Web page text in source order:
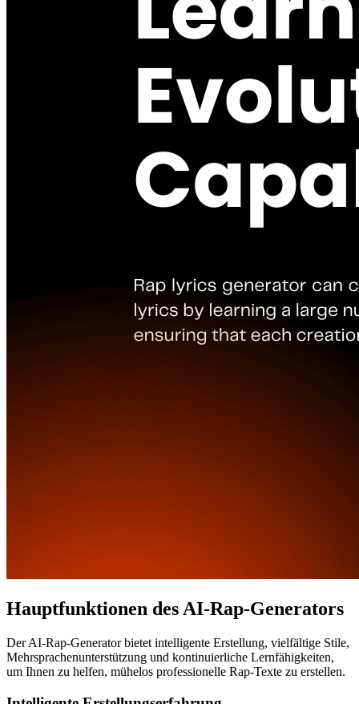
Hauptfunktionen des AI-Rap-Generators
Der AI-Rap-Generator bietet intelligente Erstellung, vielfältige Stile,
Mehrsprachenunterstützung und kontinuierliche Lernfähigkeiten,
um Ihnen zu helfen, mühelos professionelle Rap-Texte zu erstellen.